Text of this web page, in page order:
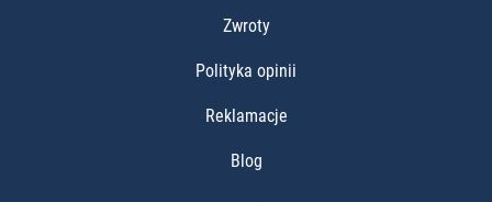
Zwroty
Polityka opinii
Reklamacje
Blog